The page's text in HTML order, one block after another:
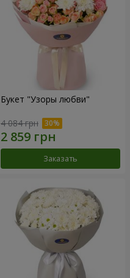
Букет "Узоры любви"
4 084 грн
Заказать